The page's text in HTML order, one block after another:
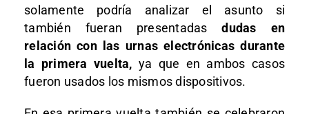
solamente podría analizar el asunto si
también fueran presentadasdudas en
relación con las urnas electrónicas durante
la primera vuelta, ya que en ambos casos
fueron usados los mismos dispositivos.